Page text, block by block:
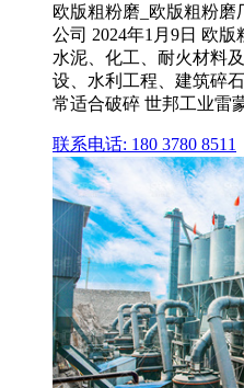
欧版粗粉磨_欧版粗粉
公司 2024年1月9日 欧版
水泥、化工、耐火材料
设、水利工程、建筑碎
常适合破碎 世邦工业雷
联系电话: 180 3780 8511